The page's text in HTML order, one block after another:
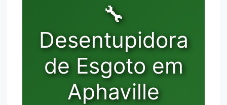
🔧
Desentupidora
de Esgoto em
Aphaville